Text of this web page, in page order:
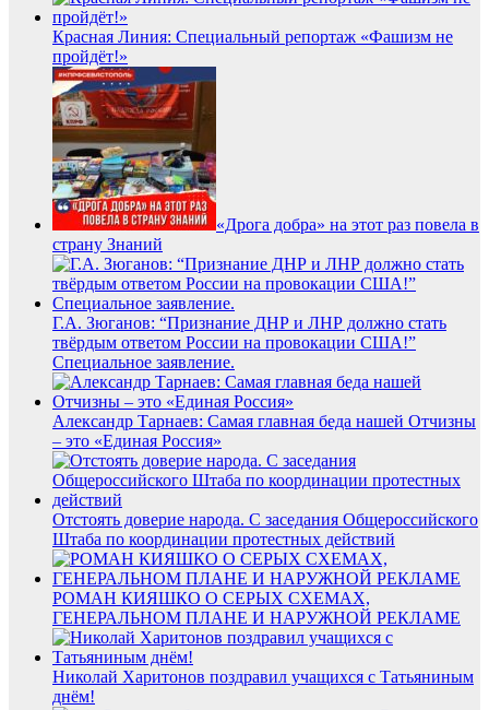
Красная Линия: Специальный репортаж «Фашизм не
пройдёт!»
«Дрога добра» на этот раз повела в
страну Знаний
Г.А. Зюганов: “Признание ДНР и ЛНР должно стать
твёрдым ответом России на провокации США!”
Специальное заявление.
Александр Тарнаев: Самая главная беда нашей Отчизны
– это «Единая Россия»
Отстоять доверие народа. С заседания Общероссийского
Штаба по координации протестных действий
РОМАН КИЯШКО О СЕРЫХ СХЕМАХ,
ГЕНЕРАЛЬНОМ ПЛАНЕ И НАРУЖНОЙ РЕКЛАМЕ
Николай Харитонов поздравил учащихся с Татьяниным
днём!